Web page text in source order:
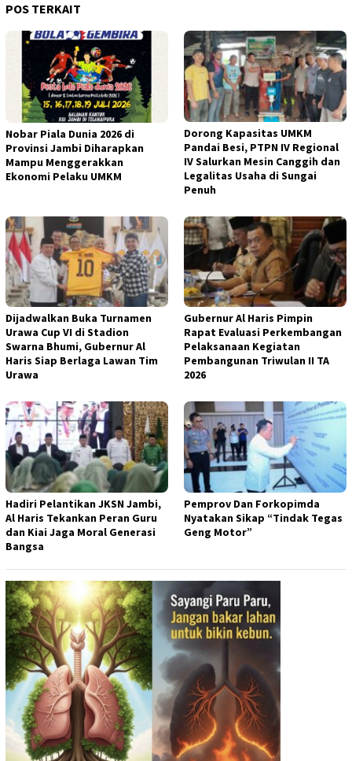
POS TERKAIT
Nobar Piala Dunia 2026 di
Provinsi Jambi Diharapkan
Mampu Menggerakkan
Ekonomi Pelaku UMKM
Dorong Kapasitas UMKM
Pandai Besi, PTPN IV Regional
IV Salurkan Mesin Canggih dan
Legalitas Usaha di Sungai
Penuh
Dijadwalkan Buka Turnamen
Urawa Cup VI di Stadion
Swarna Bhumi, Gubernur Al
Haris Siap Berlaga Lawan Tim
Urawa
Gubernur Al Haris Pimpin
Rapat Evaluasi Perkembangan
Pelaksanaan Kegiatan
Pembangunan Triwulan II TA
2026
Hadiri Pelantikan JKSN Jambi,
Al Haris Tekankan Peran Guru
dan Kiai Jaga Moral Generasi
Bangsa
Pemprov Dan Forkopimda
Nyatakan Sikap “Tindak Tegas
Geng Motor”